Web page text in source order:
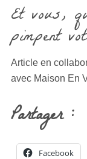
Et vous,
pimpent
Article en
avec Maison En
Partager :
Facebook